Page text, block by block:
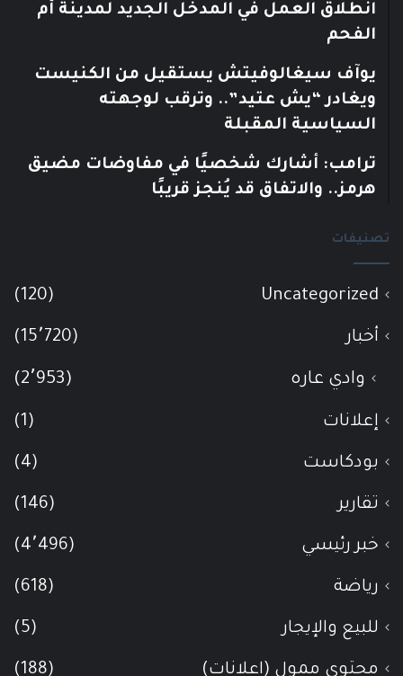
انطلاق العمل في المدخل الجديد لمدينة أم
الفحم
يوآف سيغالوفيتش يستقيل من الكنيست
ويغادر “يش عتيد”.. وترقب لوجهته
السياسية المقبلة
ترامب: أشارك شخصيًا في مفاوضات مضيق
هرمز.. والاتفاق قد يُنجز قريبًا
تصنيفات
Uncategorized
(120)
أخبار (15٬720)
وادي عاره (2٬953)
إعلانات (1)
بودكاست (4)
تقارير (146)
خبر رئيسي (4٬496)
رياضة (618)
للبيع والإيجار (5)
محتوى ممول (اعلانات) (188)